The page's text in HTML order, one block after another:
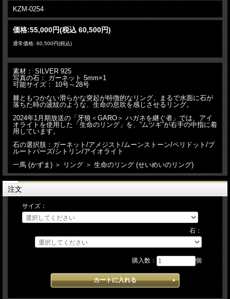
KZM-0254
価格:55,000円(税込 60,500円)
通常価格: 60,500円(税込)
素材： SILVER 925
写真の石： ガーネット 5mm×1
可能サイズ： 10号～28号
棘ともつかない滑らかな突起が特徴的なリング。まるで水面に石が
落ちた時の波紋のような、生命の息吹を感じさせるリング。
2024年1月期放送の「牙狼＜GARO＞ ハガネを継ぐ者」では、アイ
オライトを使用した「生命のリング」を、“ムツギ”が右手の中指に着
用しています。
石の選択肢：ガーネット/アメジスト/ムーンストーン/ペリドット/ブ
ルートパーズ/シトリン/アイオライト
一馬 (かずま) ＞ リング ＞ 生命のリング (せいめいのリング)
注文
サイズ：
石：
購入数： 個